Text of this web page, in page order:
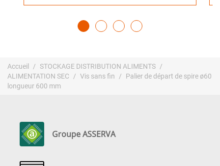
Accueil
STOCKAGE DISTRIBUTION ALIMENTS
ALIMENTATION SEC
Vis sans fin
Palier de départ de spire ø60
longueur 600 mm
Groupe ASSERVA